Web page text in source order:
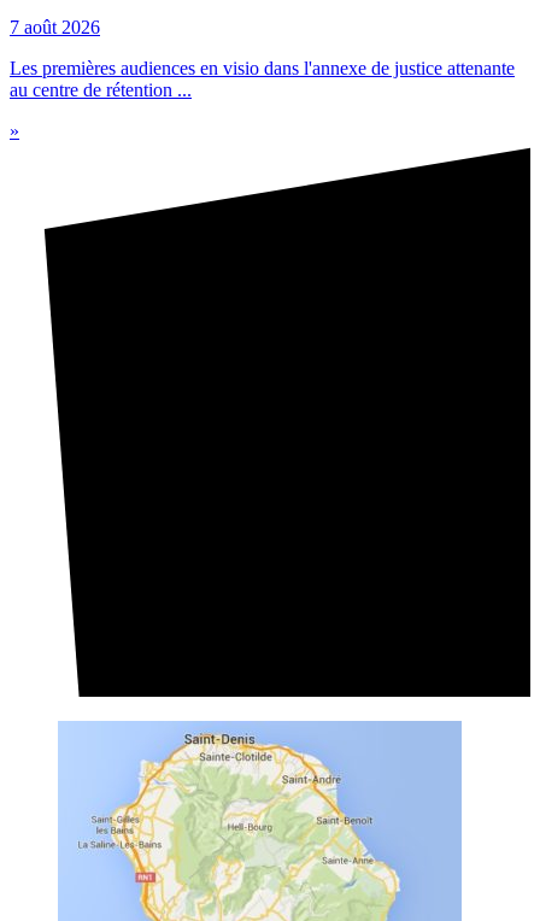
7 août 2026
Les premières audiences en visio dans l'annexe de justice attenante
au centre de rétention ...
»